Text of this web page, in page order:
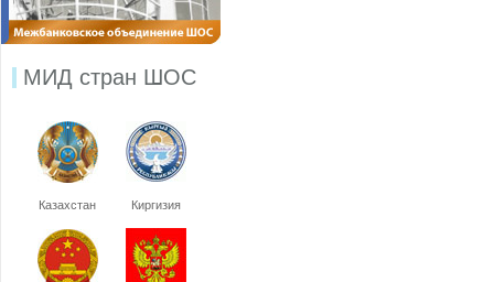
МИД стран ШОС
Казахстан Киргизия